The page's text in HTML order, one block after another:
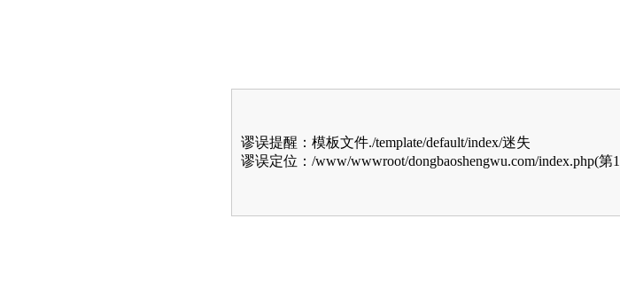
谬误提醒：模板文件./template/default/index/迷失
谬误定位：/www/wwwroot/dongbaoshengwu.com/index.php(第